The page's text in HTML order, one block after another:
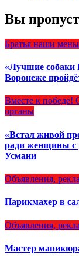
Вы
Братья наши
«Лучшие
Воронеже
Вместе к победе!
органы
«Встал живой
ради женщины с
Усмани
Объявления,
Парикмахер в
Объявления,
Мастер